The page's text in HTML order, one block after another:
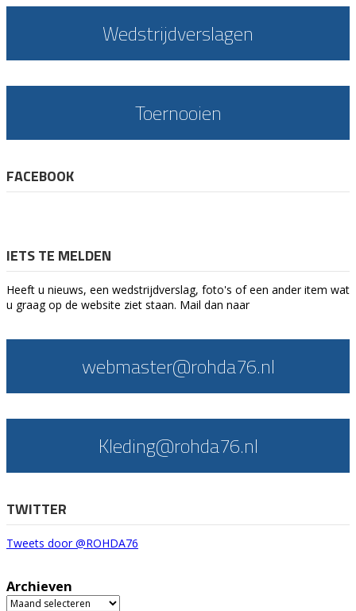
Wedstrijdverslagen
Toernooien
FACEBOOK
IETS TE MELDEN
Heeft u nieuws, een wedstrijdverslag, foto's of een ander item wat
u graag op de website ziet staan. Mail dan naar
webmaster@rohda76.nl
Kleding@rohda76.nl
TWITTER
Tweets door @ROHDA76
Archieven
Archieven